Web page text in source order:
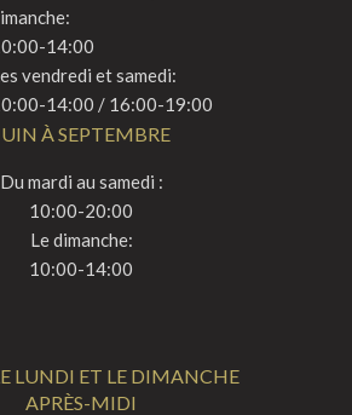
14:00
vendredi et samedi:
14:00 / 16:00-19:00
À SEPTEMBRE
Du mardi au samedi :
10:00-20:00
Le dimanche:
10:00-14:00
LUNDI ET LE DIMANCHE
APRÈS-MIDI